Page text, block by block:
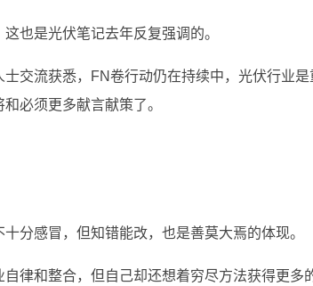
也是光伏笔记去年反复强调的。
交流获悉，FN卷行动仍在持续中，光伏行业
必须更多献言献策了。
分感冒，但知错能改，也是善莫大焉的体现。
律和整合，但自己却还想着穷尽方法获得更多